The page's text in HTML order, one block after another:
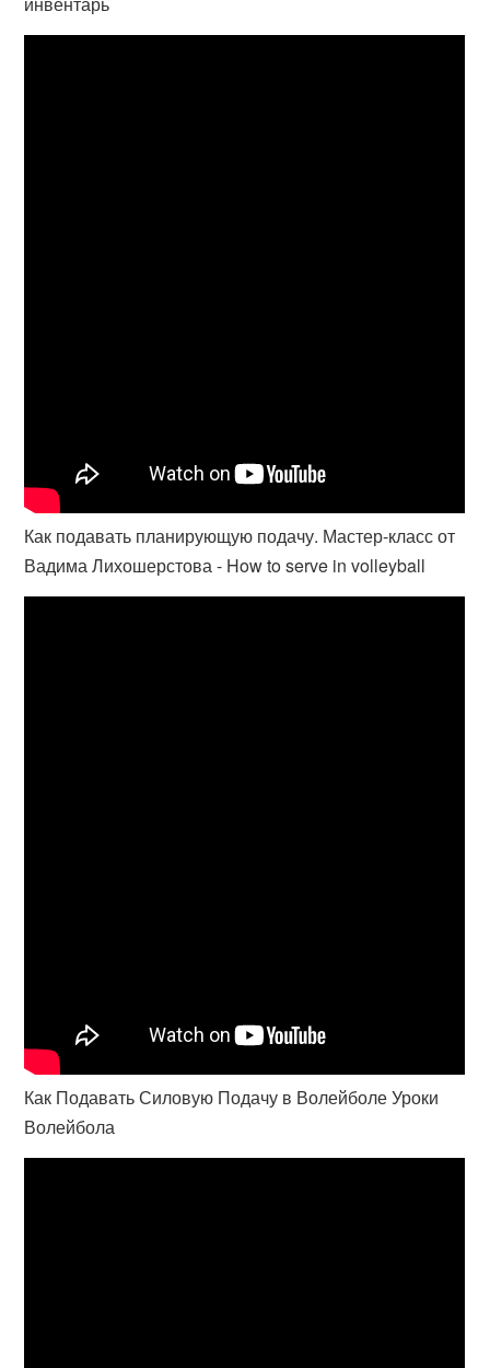
Как подавать планирующую подачу. Мастер-класс от
Вадима Лихошерстова - How to serve in volleyball
Как Подавать Силовую Подачу в Волейболе Уроки
Волейбола